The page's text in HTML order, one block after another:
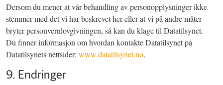
Dersom du mener at vår behandling av personopplysninger ikke
stemmer med det vi har beskrevet her eller at vi på andre måter
bryter personvernlovgivningen, så kan du klage til Datatilsynet.
Du finner informasjon om hvordan kontakte Datatilsynet på
Datatilsynets nettsider: www.datatilsynet.no.
9. Endringer